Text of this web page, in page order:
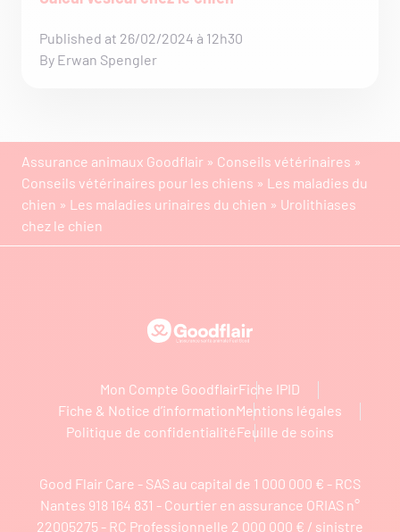
Published at 26/02/2024 à 12h30
By Erwan Spengler
Assurance animaux Goodflair » Conseils vétérinaires »
Conseils vétérinaires pour les chiens » Les maladies du
chien » Les maladies urinaires du chien » Urolithiases
chez le chien
Goodflair
Mon Compte GoodflairFiche IPID
Fiche & Notice d’informationMentions légales
Politique de confidentialitéFeuille de soins
Good Flair Care - SAS au capital de 1 000 000 € - RCS
Nantes 918 164 831 - Courtier en assurance ORIAS n°
22005275 - RC Professionnelle 2 000 000 € / sinistre